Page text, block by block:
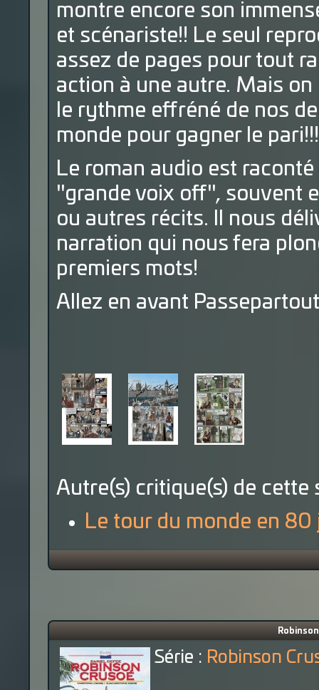
montre encore son
et scénariste!! Le seul
assez de pages pour tout
action à une autre. Mais
le rythme effréné de nos
monde pour gagner le pari!!!
Le roman audio est
"grande voix off", souvent
ou autres récits. Il nous
narration qui nous fera
premiers mots!
Allez en avant
Autre(s) critique(s) de cette
Le tour du monde en 80
Série : Robinson